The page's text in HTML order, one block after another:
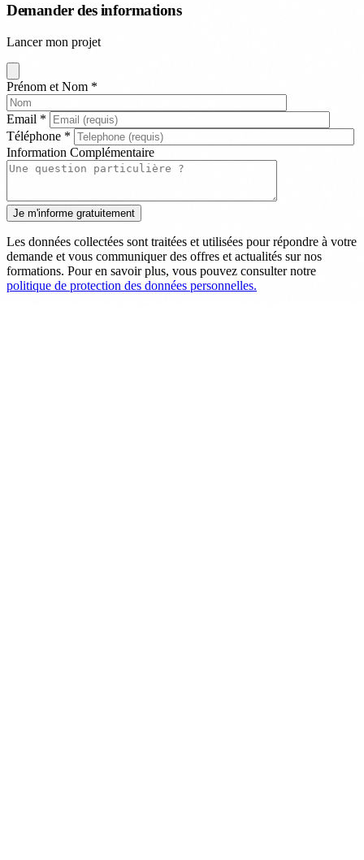
Demander des informations
Lancer mon projet
Prénom et Nom *
Email *
Téléphone *
Information Complémentaire
Les données collectées sont traitées et utilisées pour répondre à votre
demande et vous communiquer des offres et actualités sur nos
formations. Pour en savoir plus, vous pouvez consulter notre
politique de protection des données personnelles.